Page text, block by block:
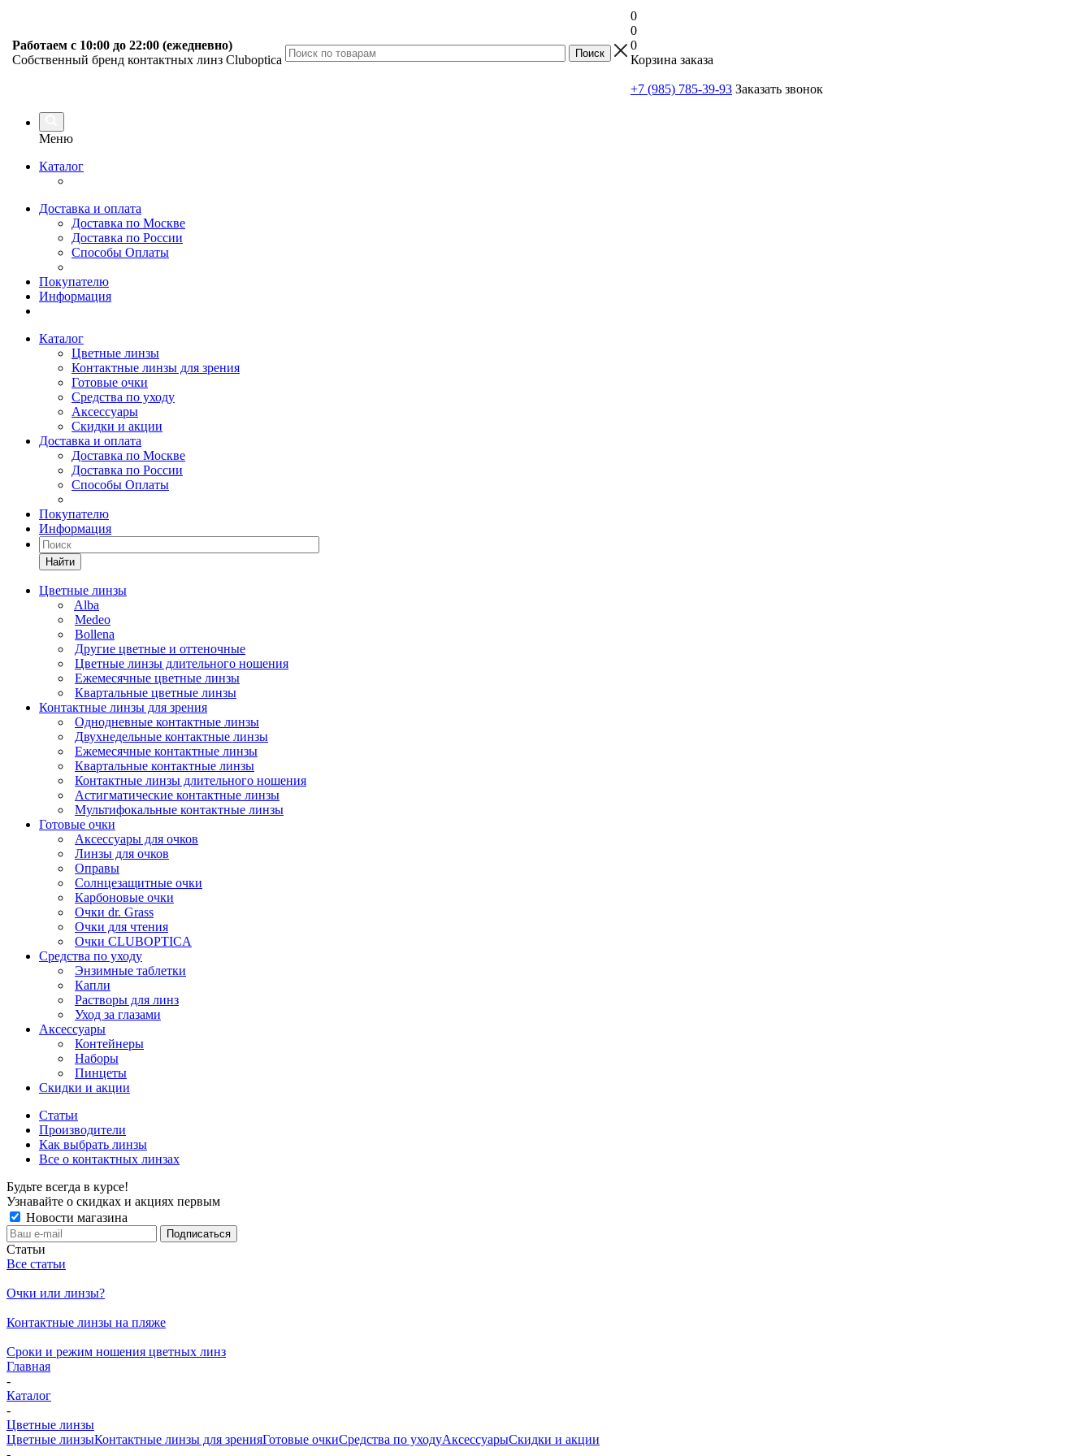
Работаем с 10:00 до 22:00 (ежедневно)
Собственный бренд контактных линз Cluboptica
0
0
0
Корзина заказа
+7 (985) 785-39-93 Заказать звонок
Меню
Каталог
Доставка и оплата
Доставка по Москве
Доставка по России
Способы Оплаты
Покупателю
Информация
Каталог
Цветные линзы
Контактные линзы для зрения
Готовые очки
Средства по уходу
Аксессуары
Скидки и акции
Доставка и оплата
Доставка по Москве
Доставка по России
Способы Оплаты
Покупателю
Информация
Найти
Цветные линзы
Alba
Medeo
Bollena
Другие цветные и оттеночные
Цветные линзы длительного ношения
Ежемесячные цветные линзы
Квартальные цветные линзы
Контактные линзы для зрения
Однодневные контактные линзы
Двухнедельные контактные линзы
Ежемесячные контактные линзы
Квартальные контактные линзы
Контактные линзы длительного ношения
Астигматические контактные линзы
Мультифокальные контактные линзы
Готовые очки
Аксессуары для очков
Линзы для очков
Оправы
Солнцезащитные очки
Карбоновые очки
Очки dr. Grass
Очки для чтения
Очки CLUBOPTICA
Средства по уходу
Энзимные таблетки
Капли
Растворы для линз
Уход за глазами
Аксессуары
Контейнеры
Наборы
Пинцеты
Скидки и акции
Статьи
Производители
Как выбрать линзы
Все о контактных линзах
Будьте всегда в курсе!
Узнавайте о скидках и акциях первым
Новости магазина
Статьи
Все статьи
Очки или линзы?
Контактные линзы на пляже
Сроки и режим ношения цветных линз
Главная
-
Каталог
-
Цветные линзы
Цветные линзыКонтактные линзы для зренияГотовые очкиСредства по уходуАксессуарыСкидки и акции